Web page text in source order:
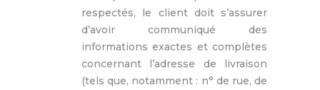
respectés, le client doit s’assurer
d’avoir communiqué des
informations exactes et complètes
concernant l’adresse de livraison
(tels que, notamment : n° de rue, de